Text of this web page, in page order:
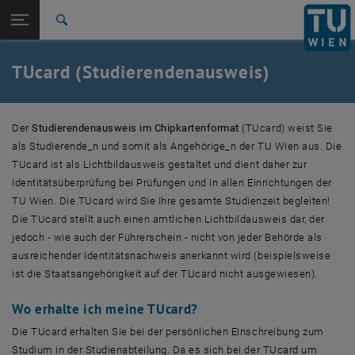
TU Login
Quicklinks
Quicklinks-Menü umschalten
Studium
Karriere
Zurück: Subseiten von Studienabteilung auflisten
Zurück zur letzten Ebene:
Studienabteilung
TUcard
TUcard (Studierendenausweis)
DerStudierendenausweis im Chipkartenformat (TUcard) weist Sie
als Studierende_n und somit als Angehörige_n der TU Wien aus. Die
TUcard ist als Lichtbildausweis gestaltet und dient daher zur
Identitätsüberprüfung bei Prüfungen und in allen Einrichtungen der
TU Wien. Die TUcard wird Sie Ihre gesamte Studienzeit begleiten!
Die TUcard stellt auch einen amtlichen Lichtbildausweis dar, der
jedoch - wie auch der Führerschein - nicht von jeder Behörde als
ausreichender Identitätsnachweis anerkannt wird (beispielsweise
ist die Staatsangehörigkeit auf der TUcard nicht ausgewiesen).
Wo erhalte ich meine TUcard?
Die TUcard erhalten Sie bei der persönlichen Einschreibung zum
Studium in der Studienabteilung. Da es sich bei der TUcard um